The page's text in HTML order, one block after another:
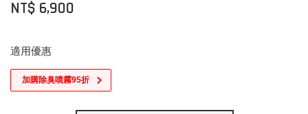
NT$ 6,900
適用優惠
加購除臭噴霧95折